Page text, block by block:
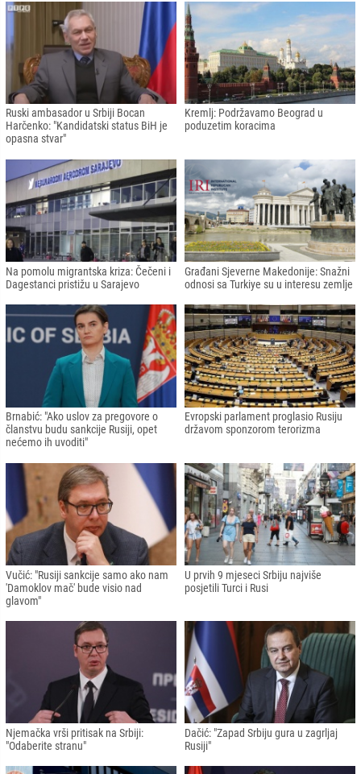
Ruski ambasador u Srbiji Bocan
Harčenko: "Kandidatski status BiH je
opasna stvar"
Kremlj: Podržavamo Beograd u
poduzetim koracima
Na pomolu migrantska kriza: Čečeni i
Dagestanci pristižu u Sarajevo
Građani Sjeverne Makedonije: Snažni
odnosi sa Turkiye su u interesu zemlje
Brnabić: "Ako uslov za pregovore o
članstvu budu sankcije Rusiji, opet
nećemo ih uvoditi"
Evropski parlament proglasio Rusiju
državom sponzorom terorizma
Vučić: "Rusiji sankcije samo ako nam
'Damoklov mač' bude visio nad
glavom"
U prvih 9 mjeseci Srbiju najviše
posjetili Turci i Rusi
Njemačka vrši pritisak na Srbiji:
"Odaberite stranu"
Dačić: "Zapad Srbiju gura u zagrljaj
Rusiji"